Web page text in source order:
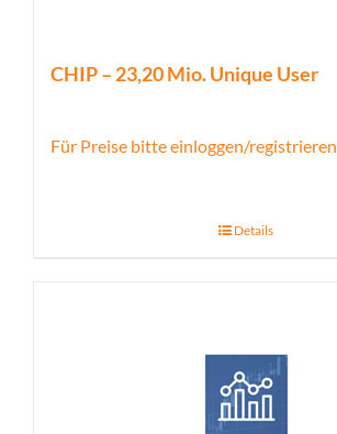
CHIP – 23,20 Mio. Unique User
Für Preise bitte einloggen/registrieren
Details